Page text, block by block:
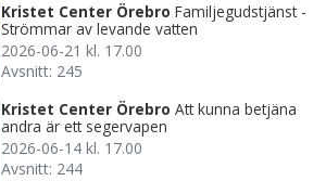
Kristet Center Örebro Familjegudstjänst -
Strömmar av levande vatten
2026-06-21 kl. 17.00
Avsnitt: 245
Kristet Center Örebro Att kunna betjäna
andra är ett segervapen
2026-06-14 kl. 17.00
Avsnitt: 244